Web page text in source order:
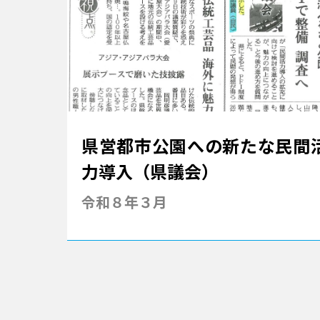
県営都市公園への新たな民間
力導入（県議会）
令和８年３月